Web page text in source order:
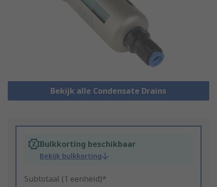
Bekijk alle Condensate Drains
Bulkkorting beschikbaar
Bekijk bulkkorting
Subtotaal (1 eenheid)*